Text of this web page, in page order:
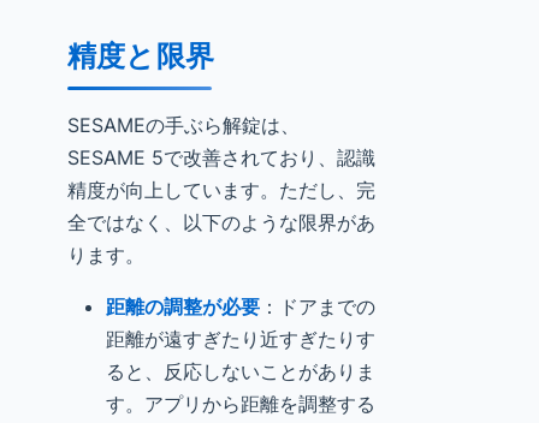
精度と限界
SESAMEの手ぶら解錠は、
SESAME 5で改善されており、認識
精度が向上しています。ただし、完
全ではなく、以下のような限界があ
ります。
距離の調整が必要 ：ドアまでの
距離が遠すぎたり近すぎたりす
ると、反応しないことがありま
す。アプリから距離を調整する